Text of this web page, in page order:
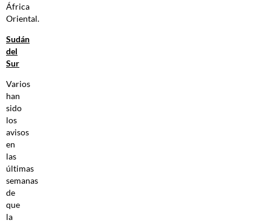
África
Oriental.
Sudán
del
Sur
Varios
han
sido
los
avisos
en
las
últimas
semanas
de
que
la